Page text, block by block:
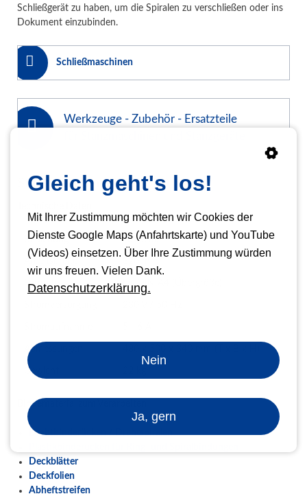
Schließgerät zu haben, um die Spiralen zu verschließen oder ins
Dokument einzubinden.
Schließmaschinen
Werkzeuge - Zubehör - Ersatzteile
Stanzmaschine SMD 600
Bedienung Fußpedal
Arbeitsbreite
Formate
Abmessungen
Gewicht
Bindematerial zum Verarbeiten
Drahtbinderücken / Drahtspiralen
Deckblätter
Deckfolien
Abheftstreifen
Gleich geht's los!
Mit Ihrer Zustimmung möchten wir Cookies der
Dienste Google Maps (Anfahrtskarte) und YouTube
(Videos) einsetzen. Über Ihre Zustimmung würden
wir uns freuen. Vielen Dank.
Datenschutzerklärung.
Nein
Ja, gern